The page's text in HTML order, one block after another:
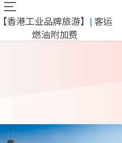
Main
navigation
【香港工业品牌旅游】 | 客运
燃油附加费